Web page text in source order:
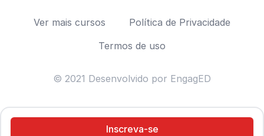
Inscreva-se
Ver mais cursos
Política de Privacidade
Termos de uso
© 2021 Desenvolvido por EngagED